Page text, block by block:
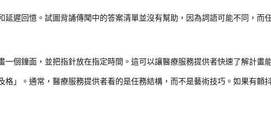
延遲回憶。試圖背誦傳聞中的答案清單並沒有幫助，因為詞語可能不同，而
一個鐘面，並把指針放在指定時間。這可以讓醫療服務提供者快速了解計畫
格」。通常，醫療服務提供者看的是任務結構，而不是藝術技巧。如果有